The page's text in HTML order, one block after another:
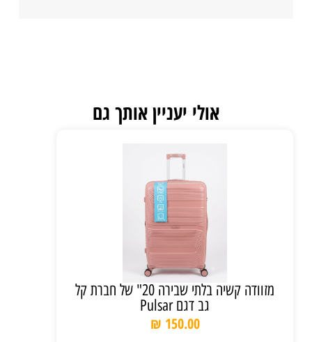
אולי יעניין אותך גם
מזוודה קשיה בלתי שבירה 20" של חברת קל
גב דגם Pulsar
₪ 150.00